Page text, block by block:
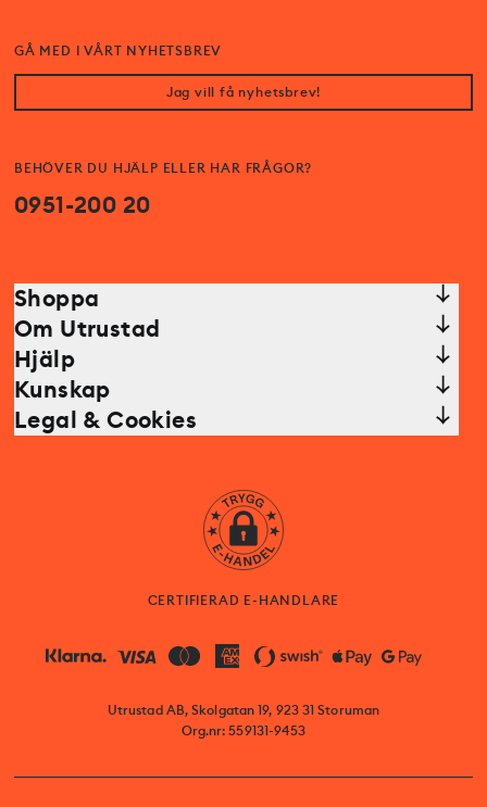
BEHÖVER DU HJÄLP ELLER HAR FRÅGOR?
0951-200 20
GÅ MED I VÅRT NYHETSBREV
Jag vill få nyhetsbrev!
Shoppa
Om Utrustad
Hjälp
Kunskap
Legal & Cookies
CERTIFIERAD E-HANDLARE
Utrustad AB, Skolgatan 19, 923 31 Storuman
Org.nr: 559131-9453